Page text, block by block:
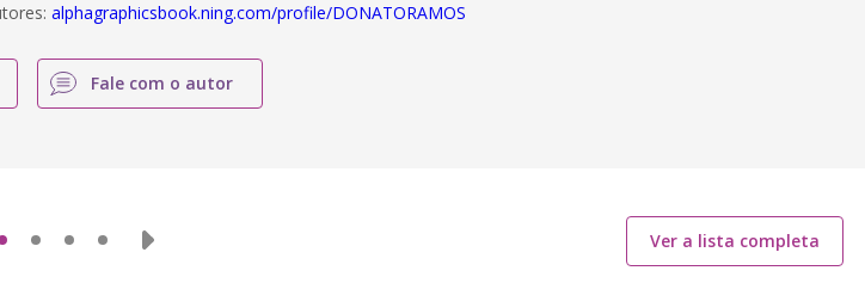
alphagraphicsbook.ning.com/profile/DONATORAMOS
Fale com o autor
Ver a lista completa